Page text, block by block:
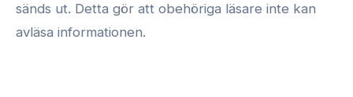
sänds ut. Detta gör att obehöriga läsare inte kan
avläsa informationen.